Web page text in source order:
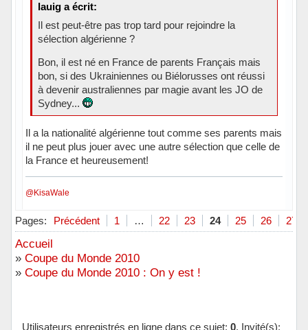
lauig a écrit:
Il est peut-être pas trop tard pour rejoindre la
sélection algérienne ?
Bon, il est né en France de parents Français mais
bon, si des Ukrainiennes ou Biélorusses ont réussi
à devenir australiennes par magie avant les JO de
Sydney...
Il a la nationalité algérienne tout comme ses parents mais
il ne peut plus jouer avec une autre sélection que celle de
la France et heureusement!
@KisaWale
Hors ligne
Pages: Précédent 1 … 22 23 24 25 26 27
Accueil
» Coupe du Monde 2010
» Coupe du Monde 2010 : On y est !
Utilisateurs enregistrés en ligne dans ce sujet: 0, Invité(s):